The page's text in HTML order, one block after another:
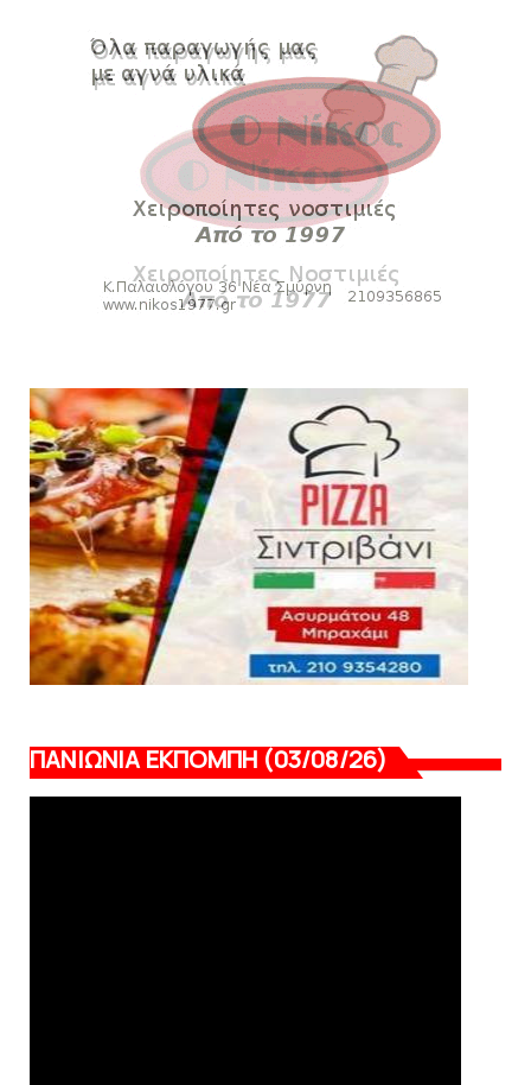
August 07, 2026
KARA TALKS
«Kara Talks»: LIVE 21:00
August 07, 2026
SLIDE
Κύπελλο: Την Τετάρτη 19 Αυγούστου το Νίκη
Βόλου - Πανιώνιος
HEADLINES
KARA TALKS
«Kara Talks» LIVE: Παρασκευή στις 21:00
August 06, 2026
ΠΑΝΙΩΝΙΑ ΕΚΠΟΜΠΗ (03/08/26)